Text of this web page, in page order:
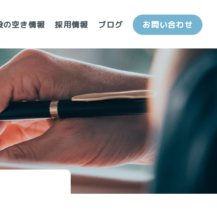
の空き情報 採用情報 ブログ お問い合わせ